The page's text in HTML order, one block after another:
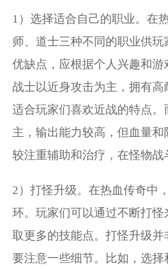
1）选择适合自己的职业。在
师、道士三种不同的职业供
优缺点，应根据个人兴趣和游
战士以近身攻击为主，拥有
适合玩家们喜欢近战的特点
主，输出能力较高，但血量
较注重辅助和治疗，在怪物战
2）打怪升级。在热血传奇中
环。玩家们可以通过不断打
取更多的技能点。打怪升级
要注意一些细节。比如，选